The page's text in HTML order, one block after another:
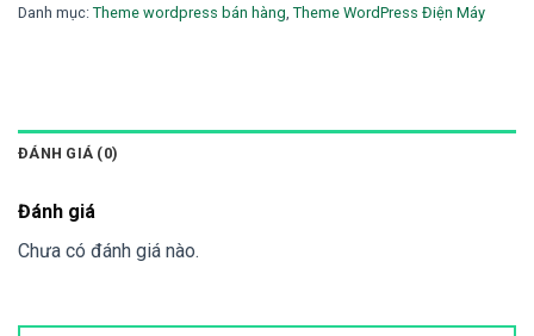
Danh mục: Theme wordpress bán hàng Theme WordPress Điện Máy
ĐÁNH GIÁ (0)
Đánh giá
Chưa có đánh giá nào.